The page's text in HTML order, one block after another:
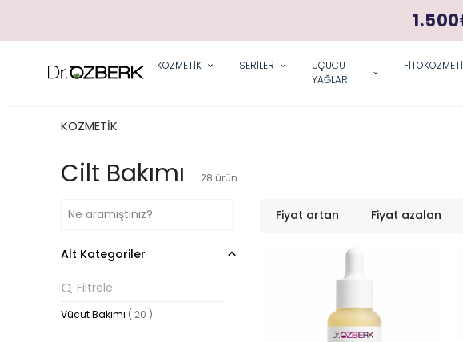
KOZMETİK SERİLER
UÇUCU
YAĞLAR
KOZMETİK
Cilt Bakımı 28 ürün
Fiyat artan Fiyat azalan
Alt Kategoriler
Vücut Bakımı ( 20 )